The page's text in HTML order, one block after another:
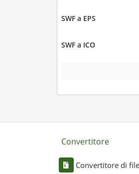
SWF a EPS
SWF a ICO
Convertitore
Convertitore di